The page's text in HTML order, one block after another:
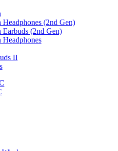
(2nd Gen)
(2nd Gen)
II